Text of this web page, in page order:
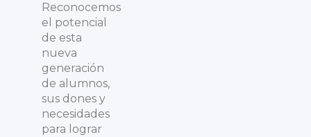
Reconocemos
el potencial
de esta
nueva
generación
de alumnos,
sus dones y
necesidades
para lograr